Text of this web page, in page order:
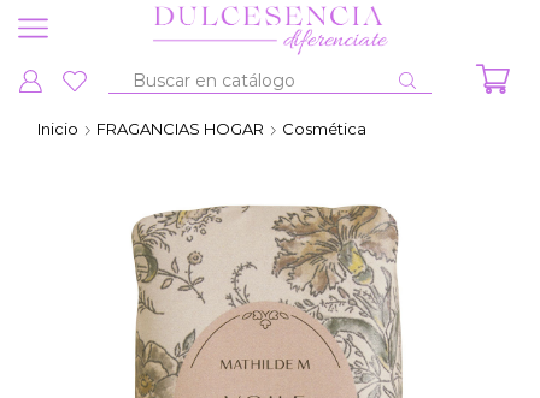
Entrada
búsqueda
Inicio FRAGANCIAS HOGAR Cosmética